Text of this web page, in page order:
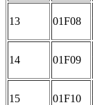
13 01F08
14 01F09
15 01F10